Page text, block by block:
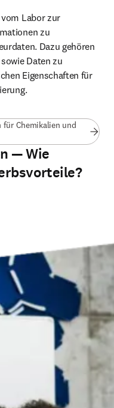
Labor zur
zu
Dazu gehören
Daten zu
Eigenschaften für
für Chemikalien und
— Wie